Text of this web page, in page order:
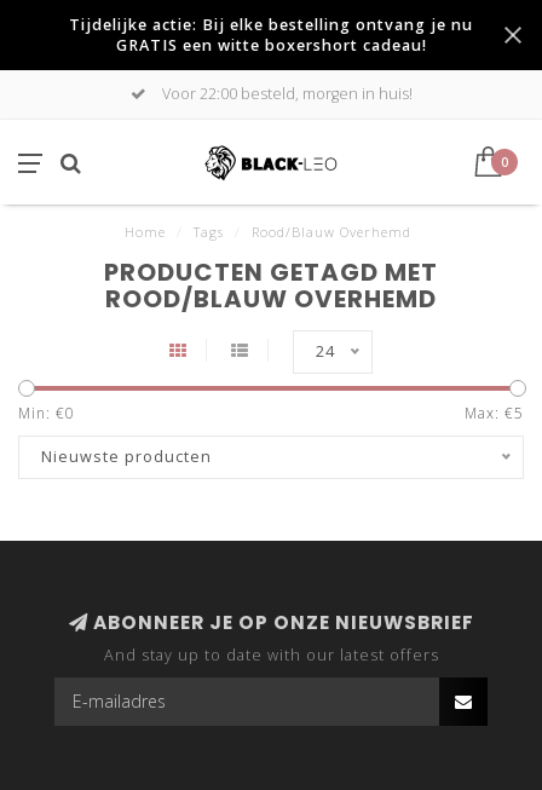
Tijdelijke actie: Bij elke bestelling ontvang je nu
GRATIS een witte boxershort cadeau!
Voor 22:00 besteld, morgen in huis!
0
Home Tags Rood/Blauw Overhemd
PRODUCTEN GETAGD MET
ROOD/BLAUW OVERHEMD
24
Min: €0 Max: €5
Nieuwste producten
ABONNEER JE OP ONZE NIEUWSBRIEF
And stay up to date with our latest offers